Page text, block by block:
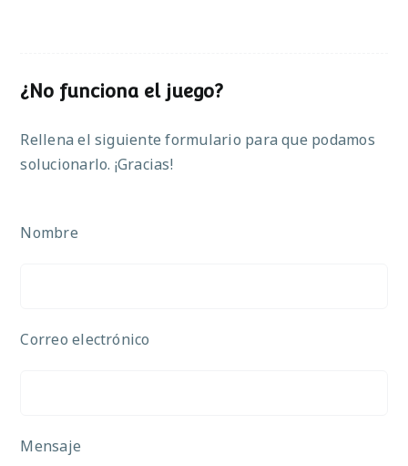
¿No funciona el juego?
Rellena el siguiente formulario para que podamos
solucionarlo. ¡Gracias!
Nombre
Correo electrónico
Mensaje